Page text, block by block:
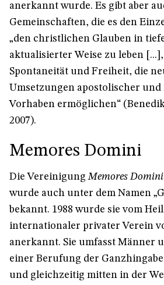
anerkannt wurde. Es gibt aber
Gemeinschaften, die es den
„den christlichen Glauben in
aktualisierter Weise zu leben
Spontaneität und Freiheit, die
Umsetzungen apostolischer
Vorhaben ermöglichen“
2007).
Memores Domini
Die VereinigungMemores Domini
wurde auch unter dem Namen
bekannt. 1988 wurde sie vom
internationaler privater Verein
anerkannt. Sie umfasst Männer
einer Berufung der
und gleichzeitig mitten in der